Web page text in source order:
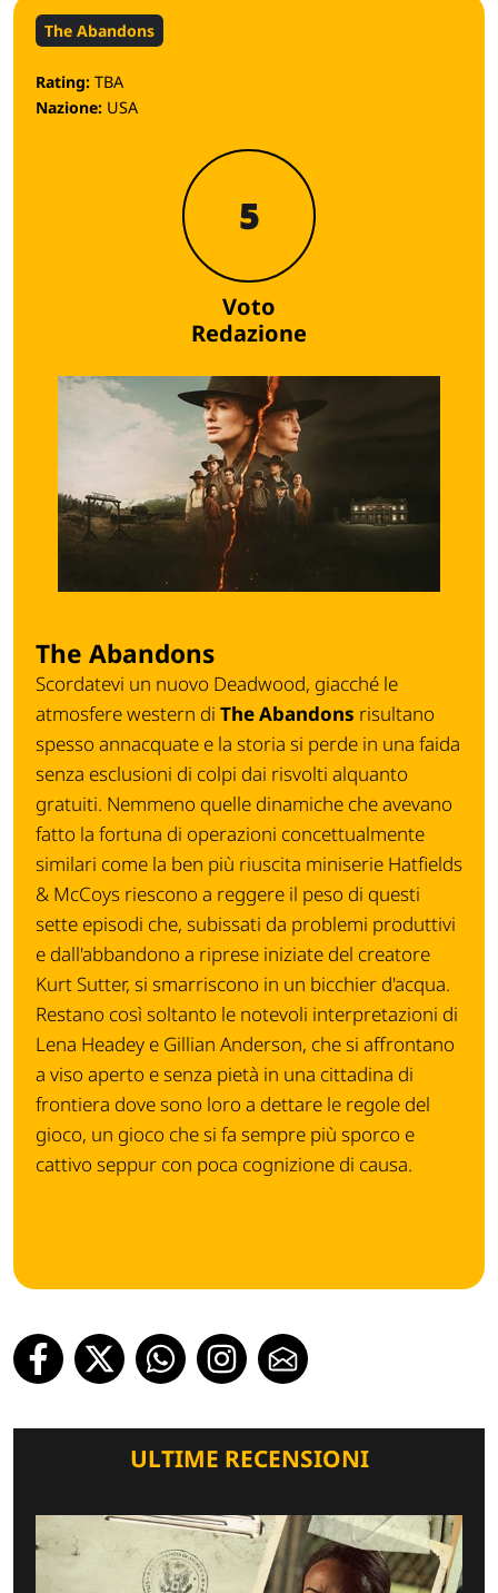
The Abandons
Rating: TBA
Nazione: USA
5
Voto
Redazione
The Abandons
Scordatevi un nuovo Deadwood, giacché le
atmosfere western di The Abandons risultano
spesso annacquate e la storia si perde in una faida
senza esclusioni di colpi dai risvolti alquanto
gratuiti. Nemmeno quelle dinamiche che avevano
fatto la fortuna di operazioni concettualmente
similari come la ben più riuscita miniserie Hatfields
& McCoys riescono a reggere il peso di questi
sette episodi che, subissati da problemi produttivi
e dall'abbandono a riprese iniziate del creatore
Kurt Sutter, si smarriscono in un bicchier d'acqua.
Restano così soltanto le notevoli interpretazioni di
Lena Headey e Gillian Anderson, che si affrontano
a viso aperto e senza pietà in una cittadina di
frontiera dove sono loro a dettare le regole del
gioco, un gioco che si fa sempre più sporco e
cattivo seppur con poca cognizione di causa.
ULTIME RECENSIONI